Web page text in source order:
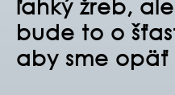
ľahký žreb,
bude to o
aby sme opäť